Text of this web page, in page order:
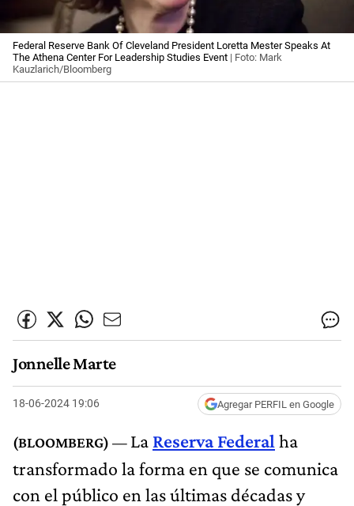
Federal Reserve Bank Of Cleveland President Loretta Mester Speaks At
The Athena Center For Leadership Studies Event | Foto: Mark
Kauzlarich/Bloomberg
Jonnelle Marte
18-06-2024 19:06 Agregar PERFIL en Google
La Reserva Federal ha
transformado la forma en que se comunica
con el público en las últimas décadas y